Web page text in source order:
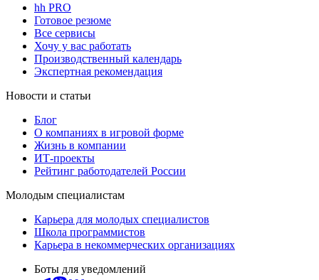
hh PRO
Готовое резюме
Все сервисы
Хочу у вас работать
Производственный календарь
Экспертная рекомендация
Новости и статьи
Блог
О компаниях в игровой форме
Жизнь в компании
ИТ-проекты
Рейтинг работодателей России
Молодым специалистам
Карьера для молодых специалистов
Школа программистов
Карьера в некоммерческих организациях
Боты для уведомлений